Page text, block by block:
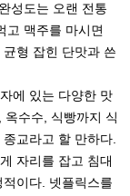
성도는 오랜 전통
고 맥주를 마시면
형 잡힌 단맛과 쓴
에 있는 다양한 맛
수수, 식빵까지 식
교라고 할 만하다.
자리를 잡고 침대
이다. 넷플릭스를